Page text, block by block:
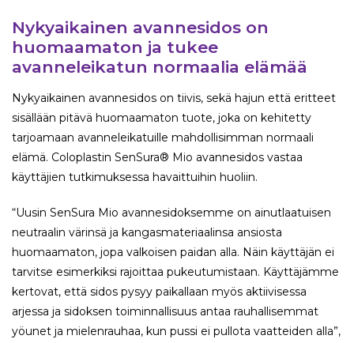
Nykyaikainen avannesidos on
huomaamaton ja tukee
avanneleikatun normaalia elämää
Nykyaikainen avannesidos on tiivis, sekä hajun että eritteet
sisällään pitävä huomaamaton tuote, joka on kehitetty
tarjoamaan avanneleikatuille mahdollisimman normaali
elämä. Coloplastin SenSura® Mio ­avannesidos vastaa
käyttäjien tutkimuksessa havaittuihin huoliin.
“Uusin SenSura Mio ­avannesidoksemme on ainutlaatuisen
neutraalin värinsä ja kangasmateriaalinsa ansiosta
huomaamaton, jopa valkoisen paidan alla. Näin käyttäjän ei
tarvitse esimerkiksi rajoittaa pukeutumistaan. Käyttäjämme
kertovat, että sidos pysyy paikallaan myös aktiivisessa
arjessa ja sidoksen toiminnallisuus antaa rauhallisemmat
yöunet ja mielenrauhaa, kun pussi ei pullota vaatteiden alla”,